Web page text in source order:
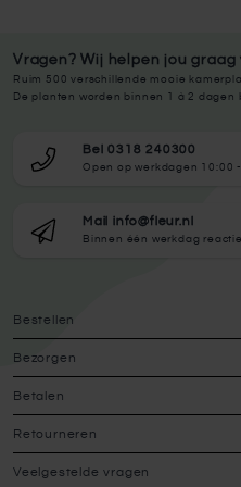
Vragen? Wij helpen jou graag
Ruim 500 verschillende mooie
De planten worden binnen 1 à 2 dagen
Bel 0318 240300
Open op werkdagen 10:00
Mail info@fleur.nl
Binnen één werkdag reactie
Bestellen
Bezorgen
Betalen
Retourneren
Veelgestelde vragen